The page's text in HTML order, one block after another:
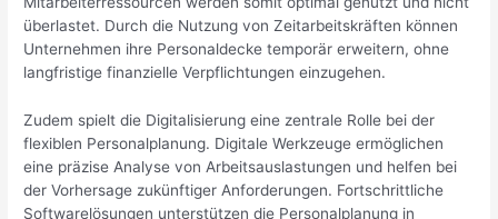
überlastet. Durch die Nutzung von Zeitarbeitskräften können
Unternehmen ihre Personaldecke temporär erweitern, ohne
langfristige finanzielle Verpflichtungen einzugehen.
Zudem spielt die Digitalisierung eine zentrale Rolle bei der
flexiblen Personalplanung. Digitale Werkzeuge ermöglichen
eine präzise Analyse von Arbeitsauslastungen und helfen bei
der Vorhersage zukünftiger Anforderungen. Fortschrittliche
Softwarelösungen unterstützen die Personalplanung in